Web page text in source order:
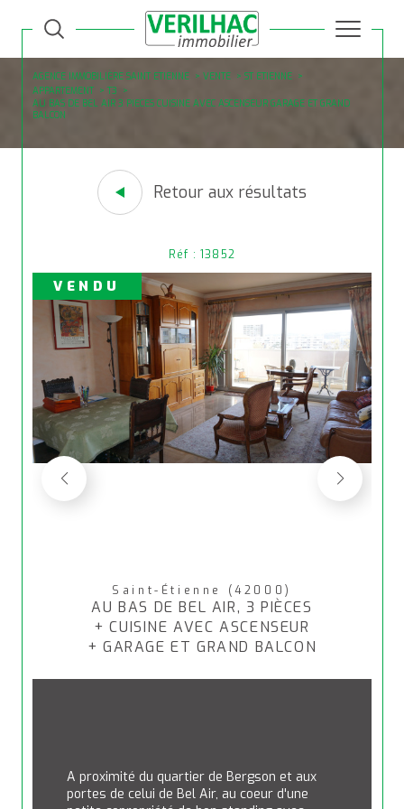
AGENCE IMMOBILIÈRE SAINT ETIENNE VENTE
ST ETIENNE
APPARTEMENT
T3
AU BAS DE BEL AIR 3 PIECES CUISINE AVEC ASCENSEUR GARAGE ET GRAND
BALCON
Retour aux résultats
Réf : 13852
VENDU
Saint-Étienne (42000)
AU BAS DE BEL AIR, 3 PIÈCES
+ CUISINE AVEC ASCENSEUR
+ GARAGE ET GRAND BALCON
A proximité du quartier de Bergson et aux
portes de celui de Bel Air, au coeur d'une